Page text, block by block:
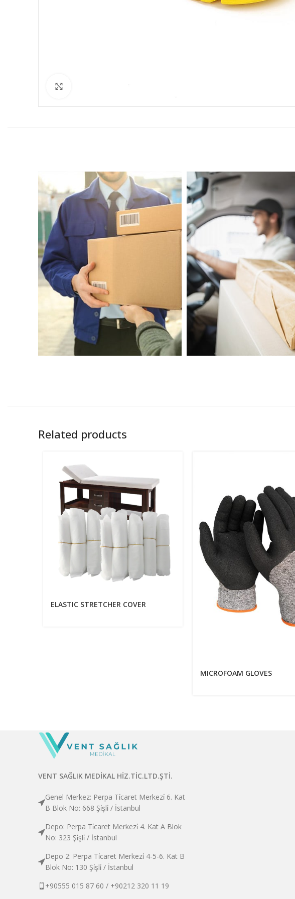
Related products
ELASTIC STRETCHER COVER
MICROFOAM GLOVES
VENT SAĞLIK MEDİKAL HİZ.TİC.LTD.ŞTİ.
Genel Merkez: Perpa Ti̇caret Merkezi̇ 6. Kat
B Blok No: 668 Şi̇şli̇ / İstanbul
Depo: Perpa Ti̇caret Merkezi̇ 4. Kat A Blok
No: 323 Şi̇şli̇ / İstanbul
Depo 2: Perpa Ti̇caret Merkezi̇ 4-5-6. Kat B
Blok No: 130 Şi̇şli̇ / İstanbul
+90555 015 87 60 / +90212 320 11 19